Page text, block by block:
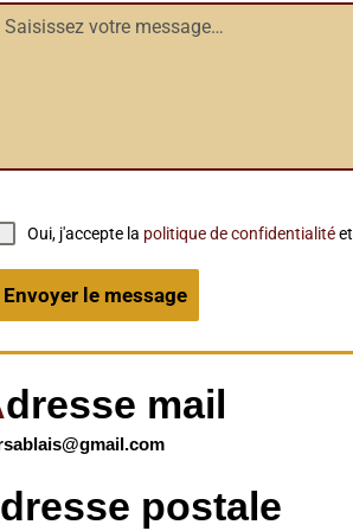
Oui, j'accepte la politique de confidentialitéet
Envoyer le message
dresse mail
dresse postale